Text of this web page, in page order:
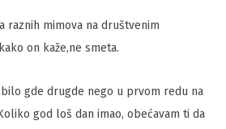
raznih mimova na društvenim
on kaže,ne smeta.
gde drugde nego u prvom redu na
god loš dan imao, obećavam ti da